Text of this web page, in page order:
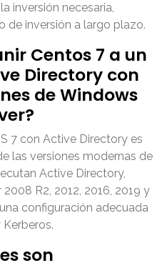
inversión necesaria,
de inversión a largo plazo.
Centos 7 a un
Directory con
de Windows
7 con Active Directory es
las versiones modernas de
Active Directory,
R2, 2012, 2016, 2019 y
configuración adecuada
Kerberos.
son